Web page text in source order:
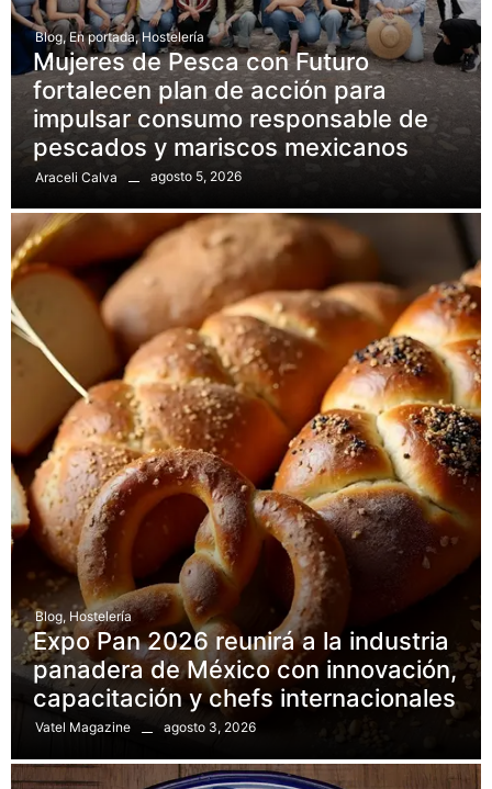
Blog, En portada, Hostelería
Mujeres de Pesca con Futuro
fortalecen plan de acción para
impulsar consumo responsable de
pescados y mariscos mexicanos
Araceli Calva agosto 5, 2026
Blog, Hostelería
Expo Pan 2026 reunirá a la industria
panadera de México con innovación,
capacitación y chefs internacionales
Vatel Magazine agosto 3, 2026